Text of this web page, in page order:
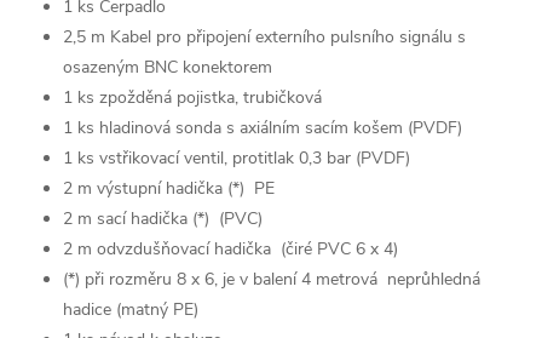
1 ks Čerpadlo
2,5 m Kabel pro připojení externího pulsního signálu s
osazeným BNC konektorem
1 ks zpožděná pojistka, trubičková
1 ks hladinová sonda s axiálním sacím košem (PVDF)
1 ks vstřikovací ventil, protitlak 0,3 bar (PVDF)
2 m výstupní hadička (*) PE
2 m sací hadička (*) (PVC)
2 m odvzdušňovací hadička (čiré PVC 6 x 4)
(*) při rozměru 8 x 6, je v balení 4 metrová neprůhledná
hadice (matný PE)